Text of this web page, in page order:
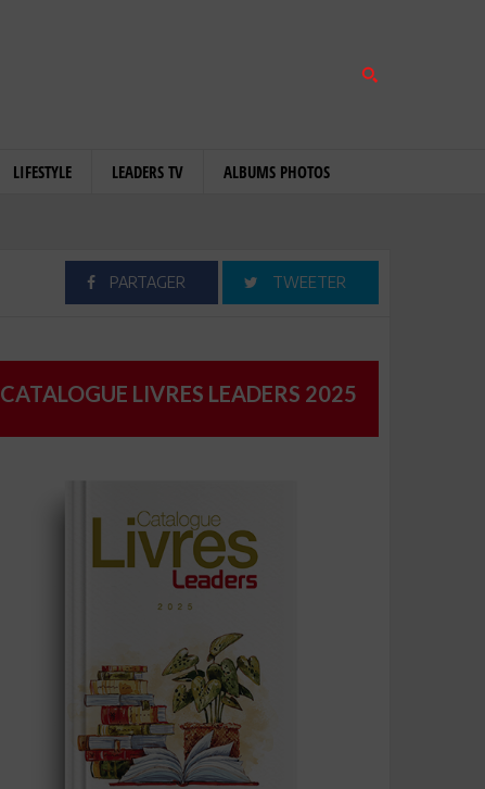
LIFESTYLE LEADERS TV ALBUMS PHOTOS
PARTAGER TWEETER
CATALOGUE LIVRES LEADERS 2025